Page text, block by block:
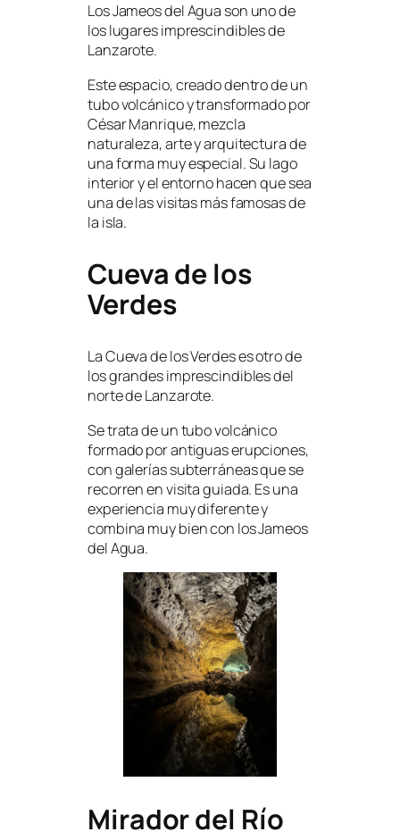
Los Jameos del Agua son uno de
los lugares imprescindibles de
Lanzarote.
Este espacio, creado dentro de un
tubo volcánico y transformado por
César Manrique, mezcla
naturaleza, arte y arquitectura de
una forma muy especial. Su lago
interior y el entorno hacen que sea
una de las visitas más famosas de
la isla.
Cueva de los
Verdes
La Cueva de los Verdes es otro de
los grandes imprescindibles del
norte de Lanzarote.
Se trata de un tubo volcánico
formado por antiguas erupciones,
con galerías subterráneas que se
recorren en visita guiada. Es una
experiencia muy diferente y
combina muy bien con los Jameos
del Agua.
Mirador del Río